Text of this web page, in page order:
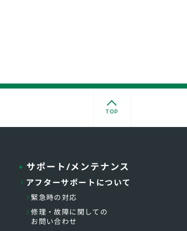
TOP
サポート/メンテナンス
アフターサポートについて
緊急時の対応
修理・故障に関しての
お問い合わせ